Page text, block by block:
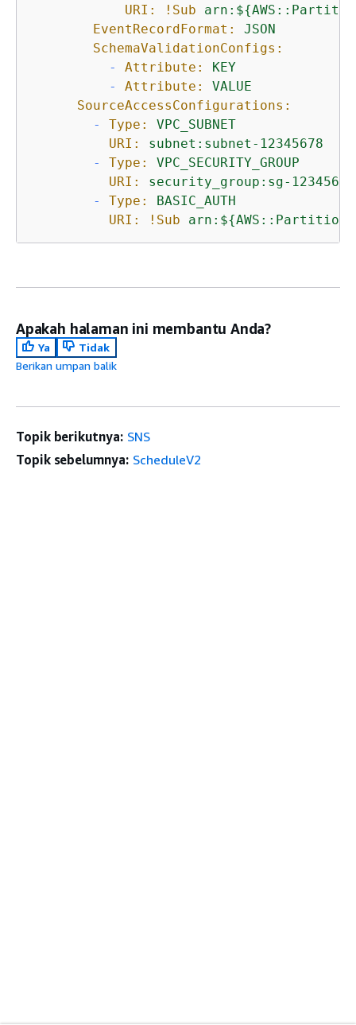
URI:
!Sub arn:${
EventRecordFormat:
JSON
SchemaValidationConfigs:
-
Attribute:
KEY
-
Attribute:
VALUE
SourceAccessConfigurations:
-
Type:
VPC_SUBNET
URI:
subnet:subnet-12345678
-
Type:
VPC_SECURITY_GROUP
URI:
security_group:sg-12345678
-
Type:
BASIC_AUTH
URI:
!Sub arn:${
Apakah halaman ini membantu Anda?
Ya
Tidak
Berikan umpan balik
Topik berikutnya: SNS
Topik sebelumnya: ScheduleV2